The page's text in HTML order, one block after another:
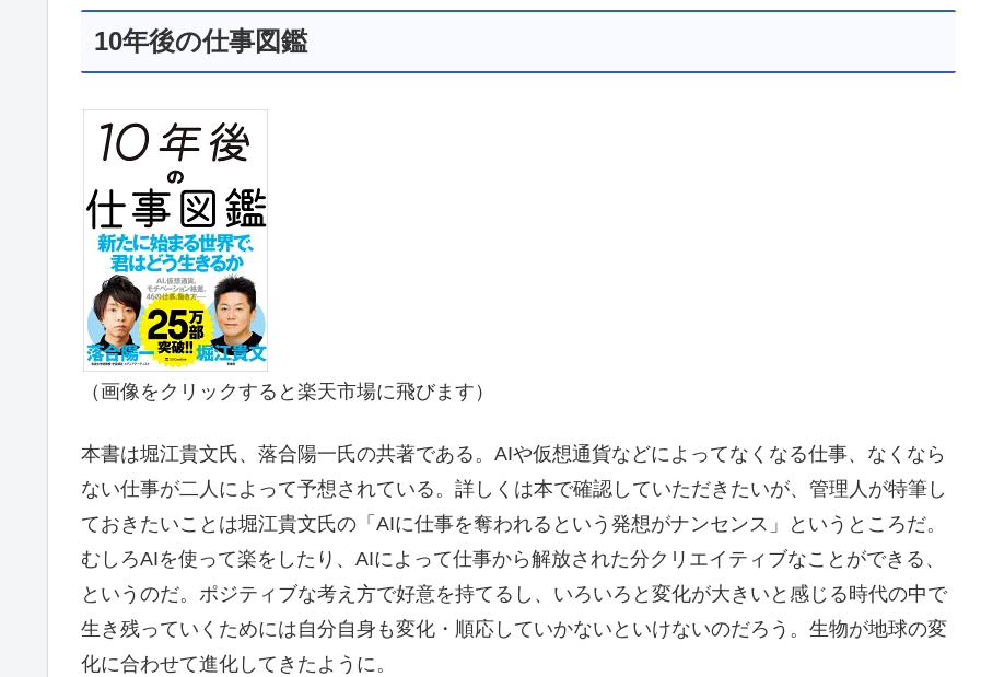
10年後の仕事図鑑
（画像をクリックすると楽天市場に飛びます）
本書は堀江貴文氏、落合陽一氏の共著である。AIや仮想通貨などによってなくなる仕事、なくなら
ない仕事が二人によって予想されている。詳しくは本で確認していただきたいが、管理人が特筆し
ておきたいことは堀江貴文氏の「AIに仕事を奪われるという発想がナンセンス」というところだ。
むしろAIを使って楽をしたり、AIによって仕事から解放された分クリエイティブなことができる、
というのだ。ポジティブな考え方で好意を持てるし、いろいろと変化が大きいと感じる時代の中で
生き残っていくためには自分自身も変化・順応していかないといけないのだろう。生物が地球の変
化に合わせて進化してきたように。